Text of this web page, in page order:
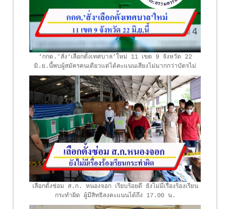
‘กกต.’สั่ง‘เลือกตั้งเทศบาล’ใหม่ 11 เขต 9 จังหวัด 22
มิ.ย.นี้พบผู้สมัครคนเดียวแต่ได้คะแนนเสียงไม่มากกว่าบัตรไม่
เลือกผู้สมัครผู้ใด
เลือกตั้งซ่อม ส.ก. หนองจอก เรียบร้อยดี ยังไม่มีเรื่องร้องเรียน
กระทำผิด ผู้มีสิทธิลงคะแนนได้ถึง 17.00 น.